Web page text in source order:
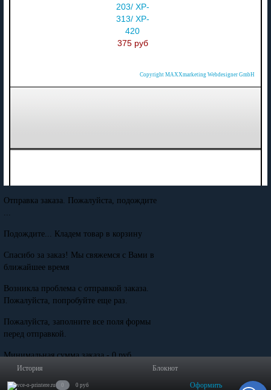
203/ XP-
313/ XP-
420
375 руб
Copyright MAXXmarketing Webdesigner GmbH
История Блокнот
0 0 руб Оформить
Отправка заказа. Пожалуйста, подождите
Подождите... Кладем товар в корзину
Спасибо за заказ! Мы свяжемся с Вами в
ближайшее время
Возникла проблема с отправкой заказа.
Пожалуйста, попробуйте еще раз.
Пожалуйста, заполните все поля формы
перед отправкой.
Минимальная сумма заказа - 0 руб.